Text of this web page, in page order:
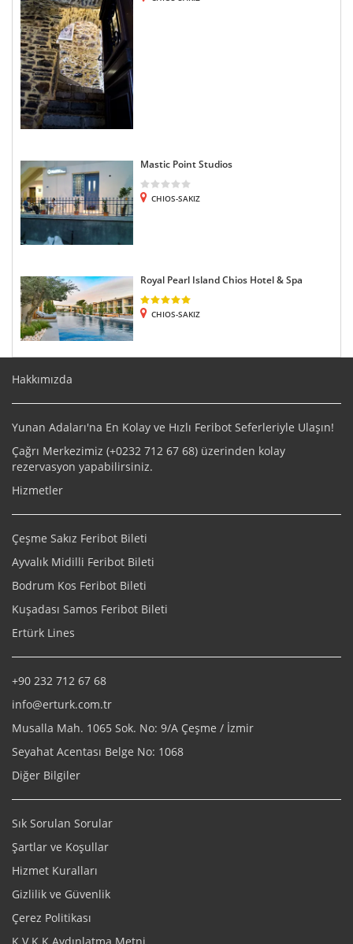
Mastic Point Studios
CHIOS-SAKIZ
Royal Pearl Island Chios Hotel & Spa
CHIOS-SAKIZ
Hakkımızda
Yunan Adaları'na En Kolay ve Hızlı Feribot Seferleriyle Ulaşın!
Çağrı Merkezimiz (+0232 712 67 68) üzerinden kolay
rezervasyon yapabilirsiniz.
Hizmetler
Çeşme Sakız Feribot Bileti
Ayvalık Midilli Feribot Bileti
Bodrum Kos Feribot Bileti
Kuşadası Samos Feribot Bileti
Ertürk Lines
+90 232 712 67 68
info@erturk.com.tr
Musalla Mah. 1065 Sok. No: 9/A Çeşme / İzmir
Seyahat Acentası Belge No: 1068
Diğer Bilgiler
Sık Sorulan Sorular
Şartlar ve Koşullar
Hizmet Kuralları
Gizlilik ve Güvenlik
Çerez Politikası